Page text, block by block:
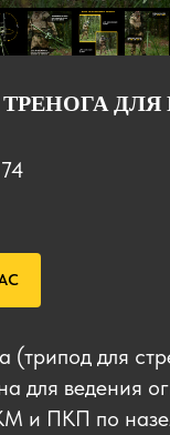
(трипод для
для ведения
и ПКП по